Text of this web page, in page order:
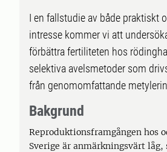
I en fallstudie av både praktiskt
intresse kommer vi att
förbättra fertiliteten hos
selektiva avelsmetoder som
från genomomfattande
Bakgrund
Reproduktionsframgången hos
Sverige är anmärkningsvärt